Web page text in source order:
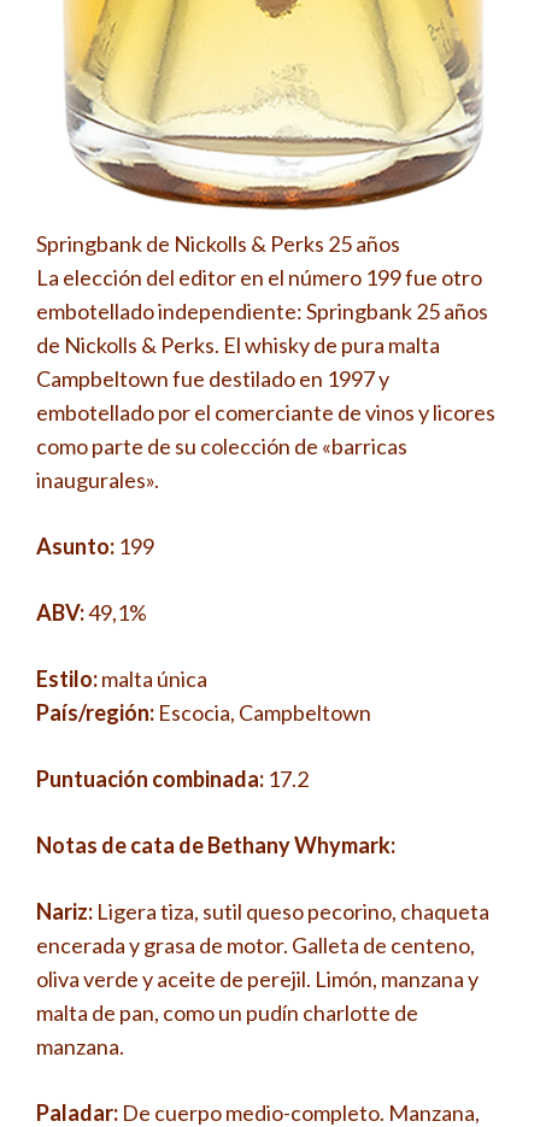
Springbank de Nickolls & Perks 25 años
La elección del editor en el número 199 fue otro
embotellado independiente: Springbank 25 años
de Nickolls & Perks. El whisky de pura malta
Campbeltown fue destilado en 1997 y
embotellado por el comerciante de vinos y licores
como parte de su colección de «barricas
inaugurales».
Asunto: 199
ABV:49,1%
Estilo:malta única
País/región: Escocia, Campbeltown
Puntuación combinada: 17.2
Notas de cata de Bethany Whymark:
Nariz: Ligera tiza, sutil queso pecorino, chaqueta
encerada y grasa de motor. Galleta de centeno,
oliva verde y aceite de perejil. Limón, manzana y
malta de pan, como un pudín charlotte de
manzana.
Paladar: De cuerpo medio-completo. Manzana,